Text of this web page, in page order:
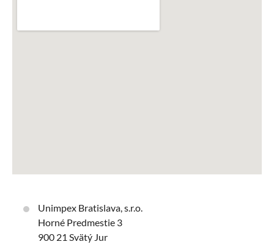
Unimpex Bratislava, s.r.o.
Horné Predmestie 3
900 21 Svätý Jur